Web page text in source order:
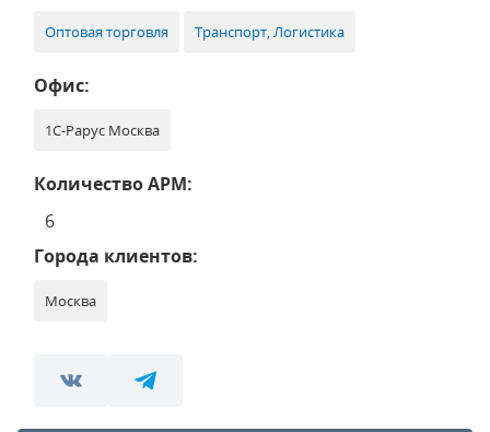
Оптовая торговля Транспорт, Логистика
Офис:
1С-Рарус Москва
Количество АРМ:
6
Города клиентов:
Москва